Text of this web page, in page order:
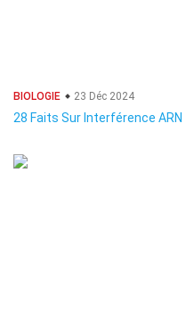
BIOLOGIE 23 Déc 2024
28 Faits Sur Interférence ARN